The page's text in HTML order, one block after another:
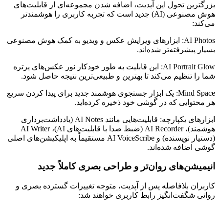
بزرگترین تحول این آپدیت، اضافه شدن مجموعه‌ای از قابلیت‌های
هوش مصنوعی (AI) جدید است که تجربه کاربری را هوشمندتر
می‌کند:
AI Photos: ابزارهای ویرایش عکس و ویدیو به کمک هوش مصنوعی
بسیار پیشرفته‌تر شده‌اند.
AI Portrait Glow: این قابلیت به طور خودکار نور عکس‌های پرتره
شما را تنظیم می‌کند تا بهترین و طبیعی‌ترین نتیجه حاصل شود.
Mind Space: یک ابزار جستجوی هوشمند جدید برای پیدا کردن سریع
هر محتوایی که در گوشی خود ذخیره کرده‌اید.
ابزارهای یکپارچه: قابلیت‌هایی مانند AI Notes (یادداشت‌برداری
هوشمند)، AI Recorder (ضبط صدا با قابلیت‌های AI)، AI Writer
(دستیار نویسنده) و AI VoiceScribe مستقیماً به اپلیکیشن‌های اصلی
گوشی اضافه شده‌اند.
انیمیشن‌های روان‌تر و طراحی بصری کاملاً جدید
کاربران بلافاصله پس از آپدیت، متوجه تغییرات گسترده بصری و
روانی شگفت‌انگیز رابط کاربری خواهند شد: